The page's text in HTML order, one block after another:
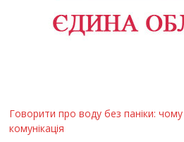
Говорити про воду без паніки:
комунікація